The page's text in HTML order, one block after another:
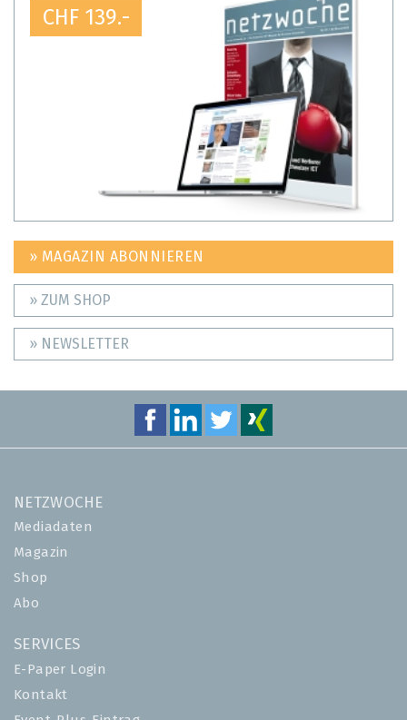
CHF 139.-
» MAGAZIN ABONNIEREN
» ZUM SHOP
» NEWSLETTER
NETZWOCHE
Mediadaten
Magazin
Shop
Abo
SERVICES
E-Paper Login
Kontakt